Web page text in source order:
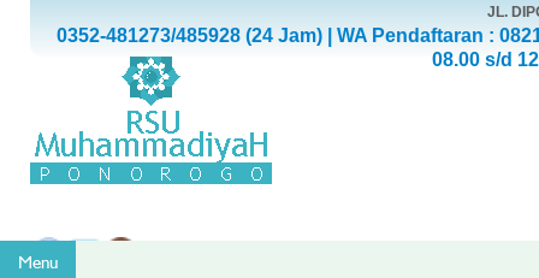
JL.
0352-481273/485928 (24 Jam) | WA Pendaftaran :
08.00 s/d
Menu